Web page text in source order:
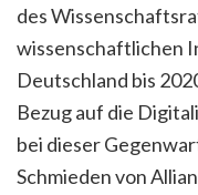
des
wissenschaftlichen
Deutschland bis
Bezug auf die
bei dieser
Schmieden von